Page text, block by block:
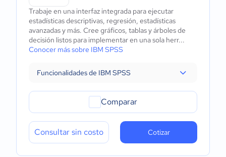
Trabaje en una interfaz integrada para ejecutar
estadísticas descriptivas, regresión, estadísticas
avanzadas y más. Cree gráficos, tablas y árboles de
decisión listos para implementar en una sola herr...
Conocer más sobre IBM SPSS
Funcionalidades de IBM SPSS
Comparar
Consultar sin costo Cotizar